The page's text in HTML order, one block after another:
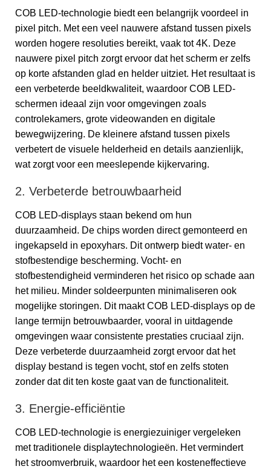
COB LED-technologie biedt een belangrijk voordeel in
pixel pitch. Met een veel nauwere afstand tussen pixels
worden hogere resoluties bereikt, vaak tot 4K. Deze
nauwere pixel pitch zorgt ervoor dat het scherm er zelfs
op korte afstanden glad en helder uitziet. Het resultaat is
een verbeterde beeldkwaliteit, waardoor COB LED-
schermen ideaal zijn voor omgevingen zoals
controlekamers, grote videowanden en digitale
bewegwijzering. De kleinere afstand tussen pixels
verbetert de visuele helderheid en details aanzienlijk,
wat zorgt voor een meeslepende kijkervaring.
2. Verbeterde betrouwbaarheid
COB LED-displays staan ​​bekend om hun
duurzaamheid. De chips worden direct gemonteerd en
ingekapseld in epoxyhars. Dit ontwerp biedt water- en
stofbestendige bescherming. Vocht- en
stofbestendigheid verminderen het risico op schade aan
het milieu. Minder soldeerpunten minimaliseren ook
mogelijke storingen. Dit maakt COB LED-displays op de
lange termijn betrouwbaarder, vooral in uitdagende
omgevingen waar consistente prestaties cruciaal zijn.
Deze verbeterde duurzaamheid zorgt ervoor dat het
display bestand is tegen vocht, stof en zelfs stoten
zonder dat dit ten koste gaat van de functionaliteit.
3. Energie-efficiëntie
COB LED-technologie is energiezuiniger vergeleken
met traditionele displaytechnologieën. Het vermindert
het stroomverbruik, waardoor het een kosteneffectieve